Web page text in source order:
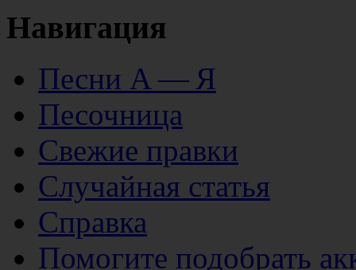
Навигация
Песни А — Я
Песочница
Свежие правки
Случайная статья
Справка
Помогите подобрать